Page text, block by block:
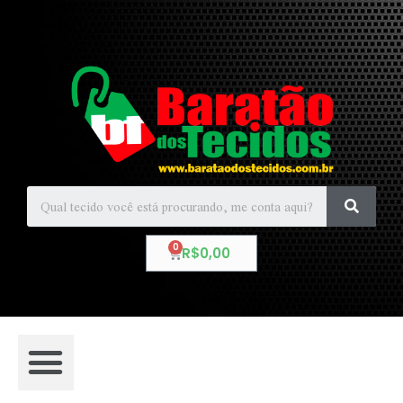
R$0,00